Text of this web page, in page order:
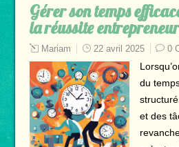
Gérer son temps
la réussite
Mariam 22 avril 2025 0
du
et des